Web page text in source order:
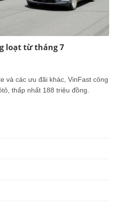
loạt từ tháng 7
và các ưu đãi khác, VinFast công
thấp nhất 188 triệu đồng.